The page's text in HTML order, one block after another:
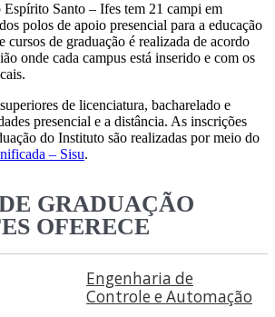
Santo – Ifes tem 21 campi em
polos de apoio presencial para a educação
cursos de graduação é realizada de acordo
onde cada campus está inserido e com os
de licenciatura, bacharelado e
presencial e a distância. As inscrições
do Instituto são realizadas por meio do
– Sisu.
GRADUAÇÃO
OFERECE
Engenharia de
Controle e Automação